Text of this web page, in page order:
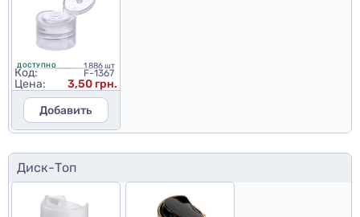
ДОСТУПНО 1 886 шт
Код: F-1367
Цена:
3,50 грн.
Добавить
Диск-Топ